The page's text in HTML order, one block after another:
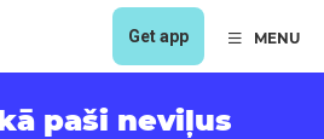
Get app MENU
paši neviļus